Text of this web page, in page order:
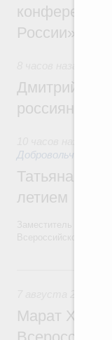
России»
Дмитрий
россиян с
Татьяна
летием
Заместитель
Всероссийского
Марат